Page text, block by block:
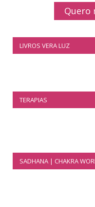
Quero
LIVROS VERA LUZ
TERAPIAS
SADHANA | CHAKRA